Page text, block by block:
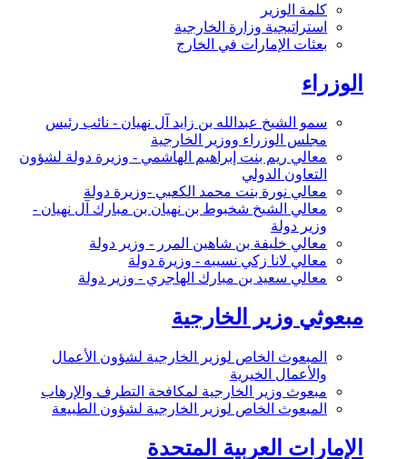
كلمة الوزير
استراتيجية وزارة الخارجية
بعثات الإمارات في الخارج
الوزراء
سمو الشيخ عبدالله بن زايد آل نهيان - نائب رئيس
مجلس الوزراء ووزير الخارجية
معالي ريم بنت إبراهيم الهاشمي - وزيرة دولة لشؤون
التعاون الدولي
معالي نورة بنت محمد الكعبي -وزيرة دولة
معالي الشيخ شخبوط بن نهيان بن مبارك آل نهيان -
وزير دولة
معالي خليفة بن شاهين المرر - وزير دولة
معالي لانا زكي نسيبه - وزيرة دولة
معالي سعيد بن مبارك الهاجري - وزير دولة
مبعوثي وزير الخارجية
المبعوث الخاص لوزير الخارجية لشؤون الأعمال
والأعمال الخيرية
مبعوث وزير الخارجية لمكافحة التطرف والإرهاب
المبعوث الخاص لوزير الخارجية لشؤون الطبيعة
الإمارات العربية المتحدة